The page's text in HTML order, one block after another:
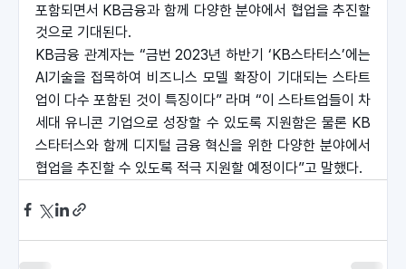
포함되면서 KB금융과 함께 다양한 분야에서 협업을 추진할
것으로 기대된다.
KB금융 관계자는 “금번 2023년 하반기 ‘KB스타터스’에는
AI기술을 접목하여 비즈니스 모델 확장이 기대되는 스타트
업이 다수 포함된 것이 특징이다” 라며 “이 스타트업들이 차
세대 유니콘 기업으로 성장할 수 있도록 지원함은 물론 KB
스타터스와 함께 디지털 금융 혁신을 위한 다양한 분야에서
협업을 추진할 수 있도록 적극 지원할 예정이다”고 말했다.